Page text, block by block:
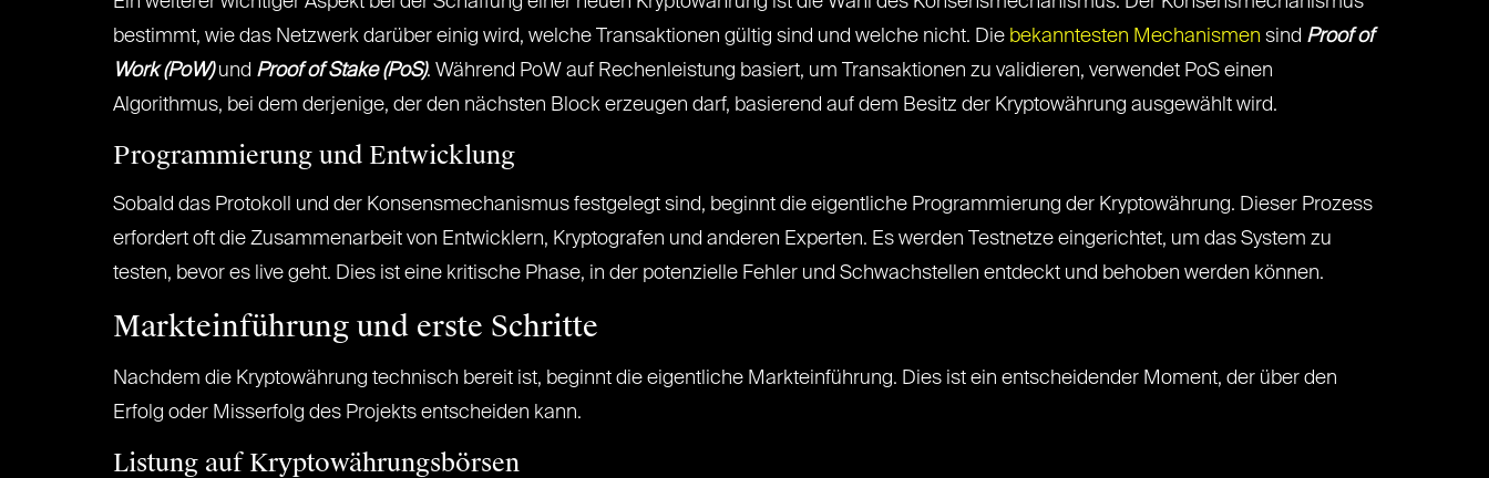
bestimmt, wie das Netzwerk darüber einig wird, welche Transaktionen gültig sind und welche nicht. Die bekanntesten Mechanismen sind Proof of
Work (PoW)und Proof of Stake (PoS). Während PoW auf Rechenleistung basiert, um Transaktionen zu validieren, verwendet PoS einen
Algorithmus, bei dem derjenige, der den nächsten Block erzeugen darf, basierend auf dem Besitz der Kryptowährung ausgewählt wird.
Programmierung und Entwicklung
Sobald das Protokoll und der Konsensmechanismus festgelegt sind, beginnt die eigentliche Programmierung der Kryptowährung. Dieser Prozess
erfordert oft die Zusammenarbeit von Entwicklern, Kryptografen und anderen Experten. Es werden Testnetze eingerichtet, um das System zu
testen, bevor es live geht. Dies ist eine kritische Phase, in der potenzielle Fehler und Schwachstellen entdeckt und behoben werden können.
Markteinführung und erste Schritte
Nachdem die Kryptowährung technisch bereit ist, beginnt die eigentliche Markteinführung. Dies ist ein entscheidender Moment, der über den
Erfolg oder Misserfolg des Projekts entscheiden kann.
Listung auf Kryptowährungsbörsen